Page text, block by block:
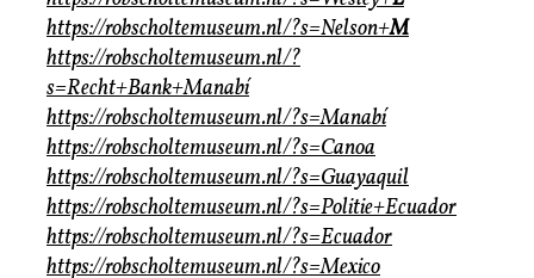
https://robscholtemuseum.nl/?s=Nelson+M
https://robscholtemuseum.nl/?
s=Recht+Bank+Manabí
https://robscholtemuseum.nl/?s=Manabí
https://robscholtemuseum.nl/?s=Canoa
https://robscholtemuseum.nl/?s=Guayaquil
https://robscholtemuseum.nl/?s=Politie+Ecuador
https://robscholtemuseum.nl/?s=Ecuador
https://robscholtemuseum.nl/?s=Mexico